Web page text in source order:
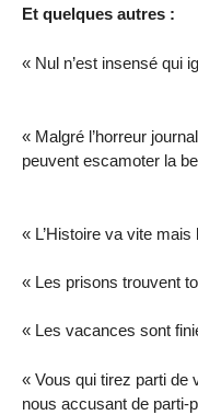
Et quelques autres :
« Nul n’est insensé qui
« Malgré l’horreur
peuvent escamoter la
« L’Histoire va vite
« Les prisons trouvent
« Les vacances sont
« Vous qui tirez parti de
nous accusant de parti-